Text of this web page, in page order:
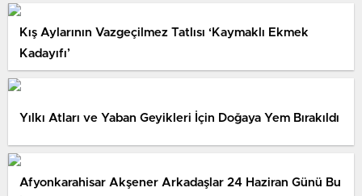
Kış Aylarının Vazgeçilmez Tatlısı ‘Kaymaklı Ekmek
Kadayıfı’
Yılkı Atları ve Yaban Geyikleri İçin Doğaya Yem Bırakıldı
Afyonkarahisar Akşener Arkadaşlar 24 Haziran Günü Bu